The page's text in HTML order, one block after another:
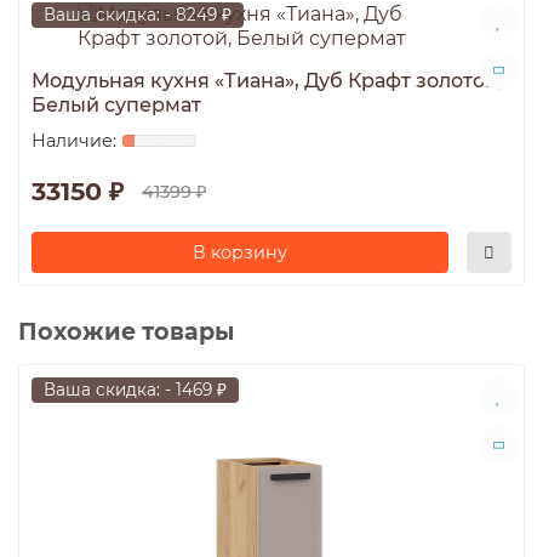
Ваша скидка: - 8249 ₽
Модульная кухня «Тиана», Дуб Крафт золотой,
Белый супермат
33150 ₽ 41399 ₽
В корзину
Похожие товары
Ваша скидка: - 1469 ₽